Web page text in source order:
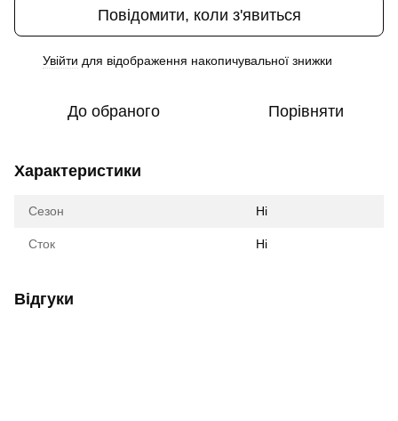
Повідомити, коли з'явиться
Увійти для відображення накопичувальної знижки
До обраного Порівняти
Характеристики
Сезон Ні
Сток Ні
Відгуки